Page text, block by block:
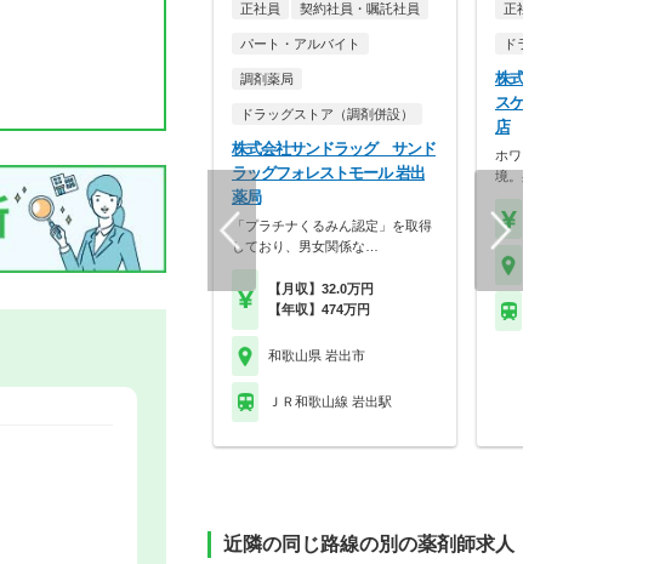
正社員 契約社員・嘱託社員
パート・アルバイト
調剤薬局
ドラッグストア（調剤併設）
株式会社サンドラッグ サンド
ラッグフォレストモール 岩出
薬局
「プラチナくるみん認定」を取得
しており、男女関係な…
【月収】32.0万円
【年収】474万円
和歌山県 岩出市
ＪＲ和歌山線 岩出駅
正社員
ドラッグストア（調剤併設
株式会社ココカラファイ
スケア ジップドラッグ
店
ホワイト500認定のクリーン
境。身だしなみの自…
近隣の同じ路線の別の薬剤師求人